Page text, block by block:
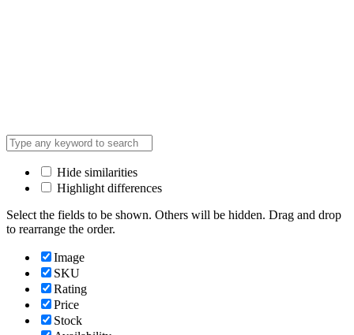
Hide similarities
Highlight differences
Select the fields to be shown. Others will be hidden. Drag and drop
to rearrange the order.
Image
SKU
Rating
Price
Stock